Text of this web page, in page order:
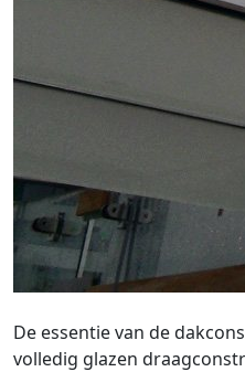
De essentie van de
volledig glazen